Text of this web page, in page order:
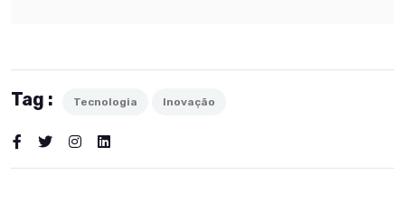
Tag : Tecnologia Inovação